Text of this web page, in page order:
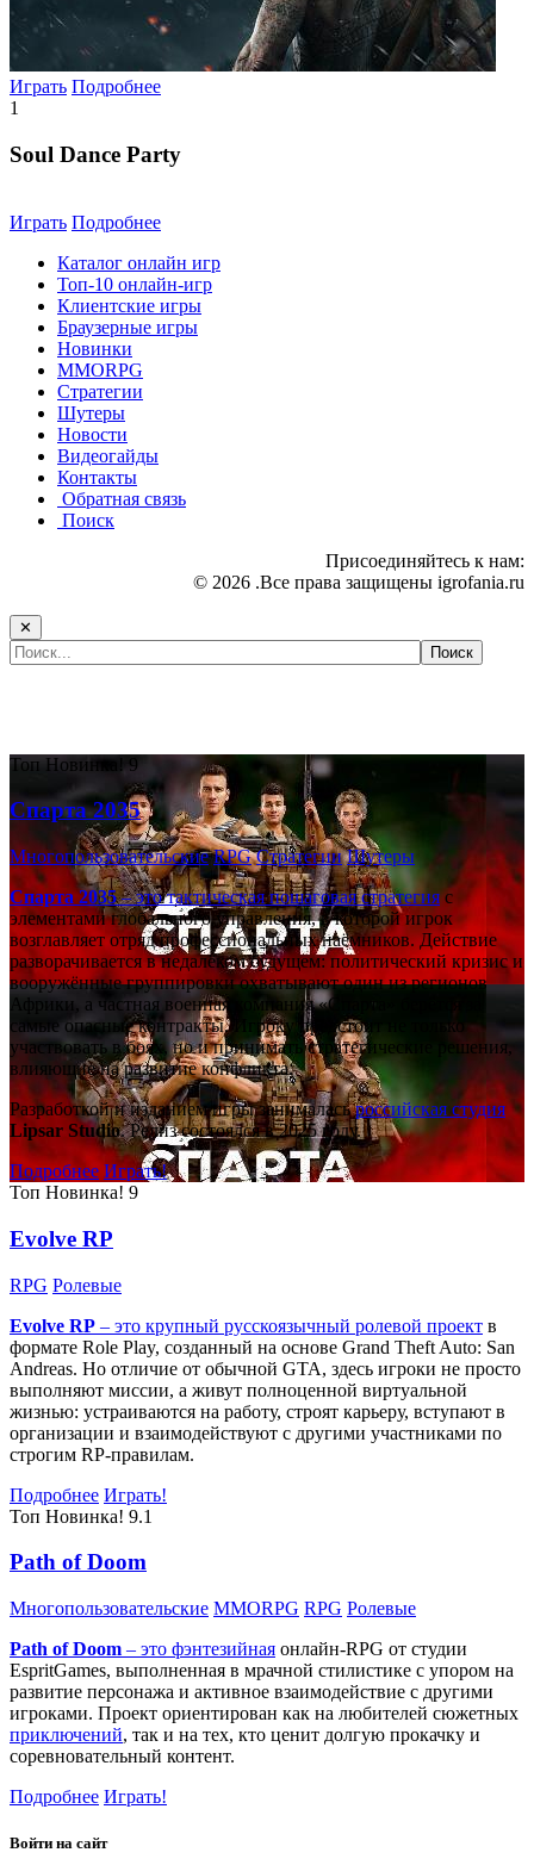
Играть Подробнее
1
Soul Dance Party
Играть Подробнее
Каталог онлайн игр
Топ-10 онлайн-игр
Клиентские игры
Браузерные игры
Новинки
MMORPG
Стратегии
Шутеры
Новости
Видеогайды
Контакты
Обратная связь
Поиск
Присоединяйтесь к нам:
© 2026 .Все права защищены igrofania.ru
✕
Топ Новинка! 9
Спарта 2035
Многопользовательские RPG Стратегии Шутеры
Спарта 2035– это тактическаяпошаговая стратегияс
элементами глобального управления, в которой игрок
возглавляет отряд профессиональных наёмников. Действие
разворачивается в недалёком будущем: политический кризис и
вооружённые группировки охватывают один из регионов
Африки, а частная военная компания «Спарта» берётся за
самые опасные контракты. Игроку предстоит не только
участвовать в боях, но и принимать стратегические решения,
влияющие на развитие конфликта.
Разработкой и изданием игры занималасьроссийская студия
Lipsar Studio. Релиз состоялся в 2025 году.
Подробнее Играть!
Топ Новинка! 9
Evolve RP
RPG Ролевые
Evolve RP – это крупный русскоязычный ролевой проект в
формате Role Play, созданный на основе Grand Theft Auto: San
Andreas. Но отличие от обычной GTA, здесь игроки не просто
выполняют миссии, а живут полноценной виртуальной
жизнью: устраиваются на работу, строят карьеру, вступают в
организации и взаимодействуют с другими участниками по
строгим RP-правилам.
Подробнее Играть!
Топ Новинка! 9.1
Path of Doom
Многопользовательские MMORPG RPG Ролевые
Path of Doom – это фэнтезийная онлайн-RPG от студии
EspritGames, выполненная в мрачной стилистике с упором на
развитие персонажа и активное взаимодействие с другими
игроками. Проект ориентирован как на любителей сюжетных
приключений, так и на тех, кто ценит долгую прокачку и
соревновательный контент.
Подробнее Играть!
Войти на сайт